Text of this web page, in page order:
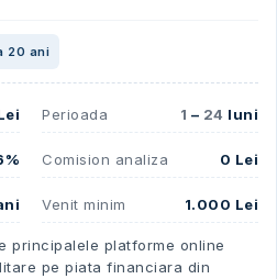
20 ani
Perioada 1 – 24 luni
Comision analiza 0 Lei
Venit minim 1.000 Lei
principalele platforme online
pe piata financiara din